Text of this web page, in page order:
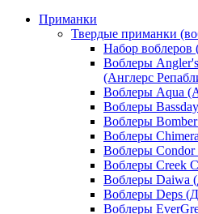
Приманки
Твердые приманки
Набор воблеров
Воблеры
(Англерс
Воблеры Aqua
Воблеры
Воблеры
Воблеры
Воблеры
Воблеры Creek
Воблеры Daiwa
Воблеры Deps
Воблеры